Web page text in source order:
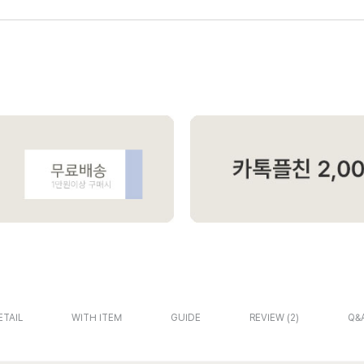
WITH ITEM GUIDE REVIEW 2